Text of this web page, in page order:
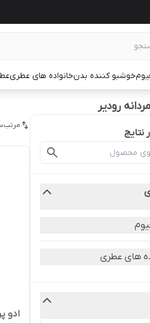
خوشبو کننده بدنخانواده های عطری
رودیر
های عطری
ادو